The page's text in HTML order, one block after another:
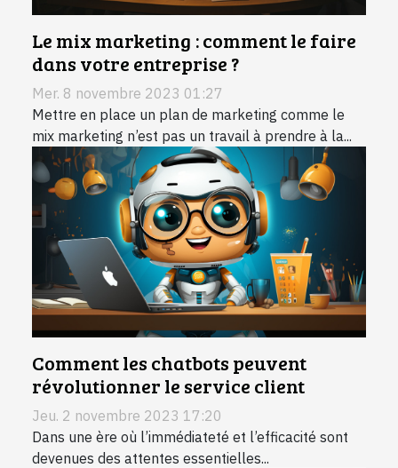
Le mix marketing : comment le faire
dans votre entreprise ?
Mer. 8 novembre 2023 01:27
Mettre en place un plan de marketing comme le
mix marketing n’est pas un travail à prendre à la...
Comment les chatbots peuvent
révolutionner le service client
Jeu. 2 novembre 2023 17:20
Dans une ère où l’immédiateté et l’efficacité sont
devenues des attentes essentielles...